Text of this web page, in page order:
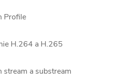
Profile
H.264 a H.265
stream a substream